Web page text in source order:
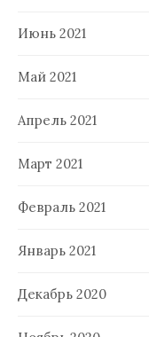
Июнь 2021
Май 2021
Апрель 2021
Март 2021
Февраль 2021
Январь 2021
Декабрь 2020